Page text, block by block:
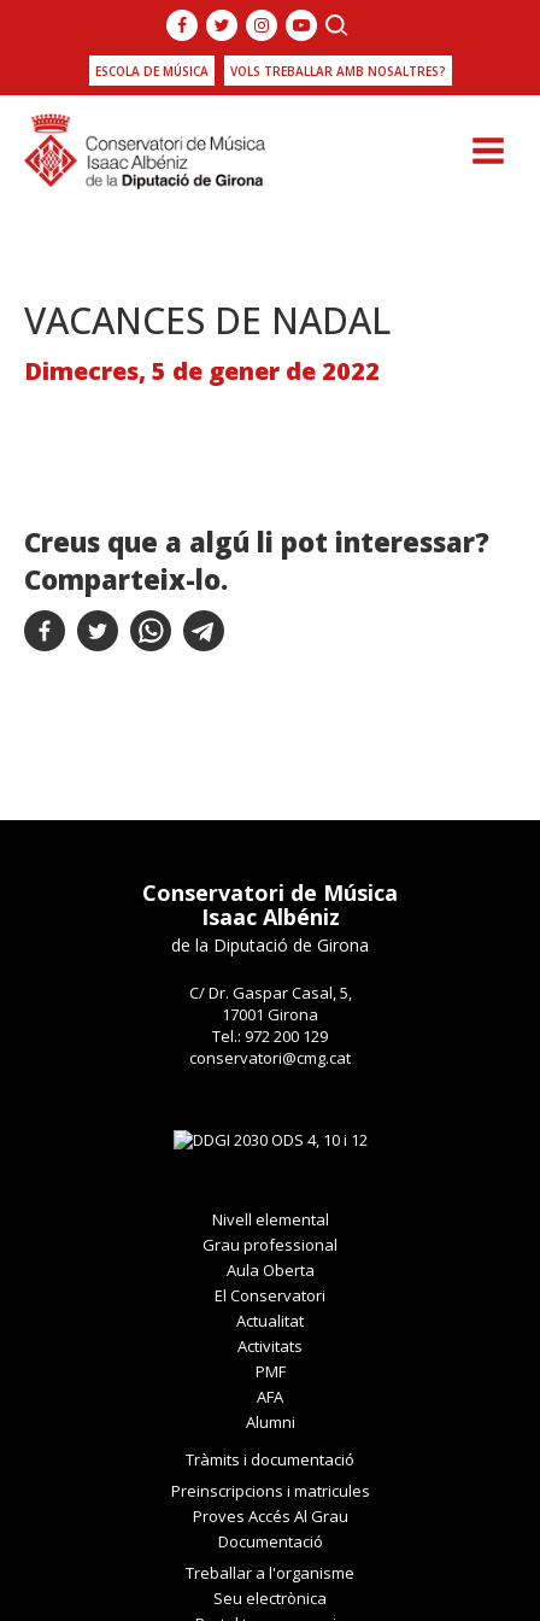
ESCOLA DE MÚSICA VOLS TREBALLAR AMB NOSALTRES?
VACANCES DE NADAL
Dimecres, 5 de gener de 2022
Creus que a algú li pot interessar?
Comparteix-lo.
Conservatori de Música
Isaac Albéniz
de la Diputació de Girona
C/ Dr. Gaspar Casal, 5,
17001 Girona
Tel.: 972 200 129
conservatori@cmg.cat
Nivell elemental
Grau professional
Aula Oberta
El Conservatori
Actualitat
Activitats
PMF
AFA
Alumni
Tràmits i documentació
Preinscripcions i matricules
Proves Accés Al Grau
Documentació
Treballar a l'organisme
Seu electrònica